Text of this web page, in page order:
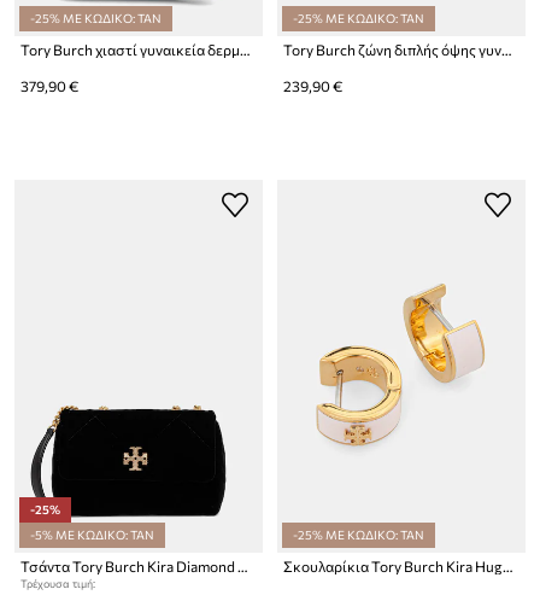
-25% ΜΕ ΚΩΔΙΚΟ: TAN
Tory Burch χιαστί γυναικεία δερμάτινη Romy
379,90 €
-25% ΜΕ ΚΩΔΙΚΟ: TAN
Tory Burch ζώνη διπλής όψης γυναικεία δερμάτινη
239,90 €
-25%
-5% ΜΕ ΚΩΔΙΚΟ: TAN
Τρέχουσα τιμή:
-25% ΜΕ ΚΩΔΙΚΟ: TAN